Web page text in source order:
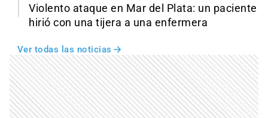
Violento ataque en Mar del Plata: un paciente
hirió con una tijera a una enfermera
Ver todas las noticias